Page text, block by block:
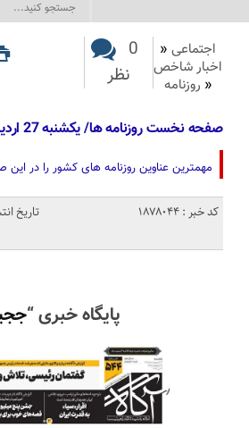
اجتماعی «
اخبار شاخص
« روزنامه
0
نظر
صفحه نخست روزنامه ها/ یکشنبه 27 اردیبهشت 1405
مهمترین عناوین روزنامه های کشور را در این
کد خبر : 1878044
پایگاه خبری “